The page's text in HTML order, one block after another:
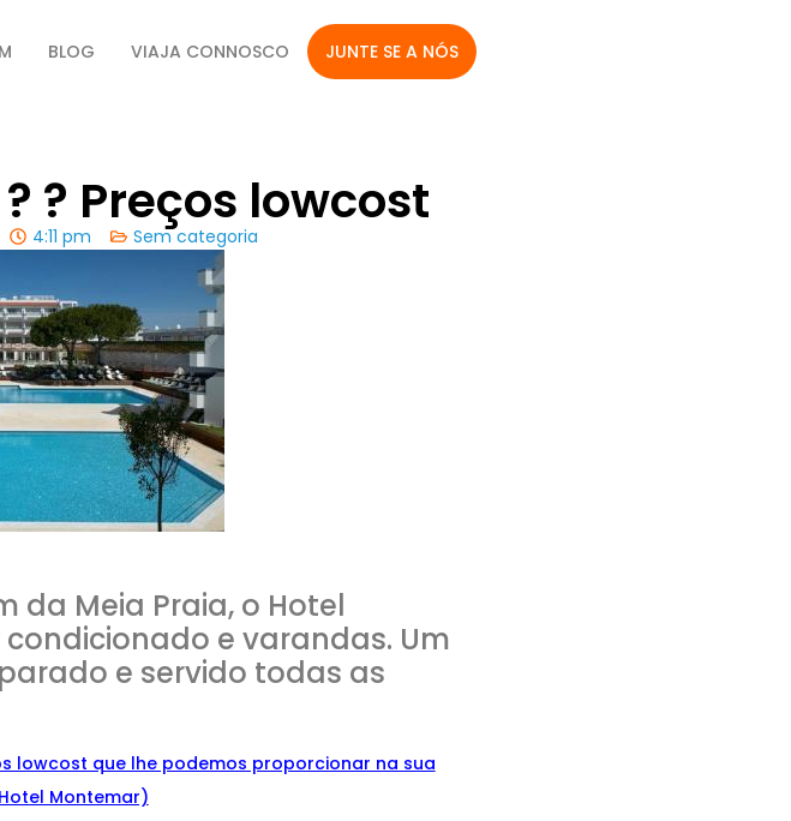
BLOG VIAJA CONNOSCO JUNTE SE A NÓS
? Preços lowcost
4:11 pm Sem categoria
da Meia Praia, o Hotel
e varandas. Um
e servido todas as
lowcost que lhe podemos proporcionar na sua
Montemar)